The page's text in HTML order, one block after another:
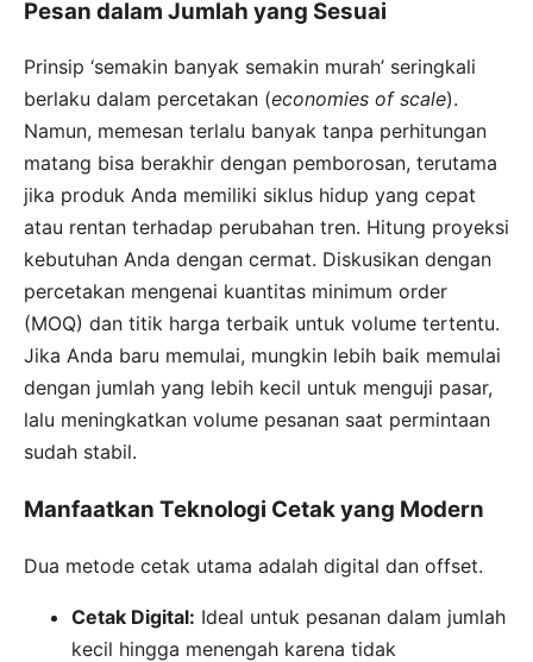
Pesan dalam Jumlah yang Sesuai
Prinsip ‘semakin banyak semakin murah’ seringkali
berlaku dalam percetakan (economies of scale).
Namun, memesan terlalu banyak tanpa perhitungan
matang bisa berakhir dengan pemborosan, terutama
jika produk Anda memiliki siklus hidup yang cepat
atau rentan terhadap perubahan tren. Hitung proyeksi
kebutuhan Anda dengan cermat. Diskusikan dengan
percetakan mengenai kuantitas minimum order
(MOQ) dan titik harga terbaik untuk volume tertentu.
Jika Anda baru memulai, mungkin lebih baik memulai
dengan jumlah yang lebih kecil untuk menguji pasar,
lalu meningkatkan volume pesanan saat permintaan
sudah stabil.
Manfaatkan Teknologi Cetak yang Modern
Dua metode cetak utama adalah digital dan offset.
Cetak Digital: Ideal untuk pesanan dalam jumlah
kecil hingga menengah karena tidak